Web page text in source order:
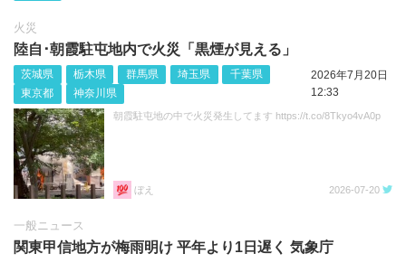
火災
陸自･朝霞駐屯地内で火災「黒煙が見える」
茨城県 栃木県 群馬県 埼玉県
千葉県
東京都
神奈川県
2026年7月20日
12:33
朝霞駐屯地の中で火災発生してます https://t.co/8Tkyo4vA0p
ぼえ 2026-07-20
一般ニュース
関東甲信地方が梅雨明け 平年より1日遅く 気象庁